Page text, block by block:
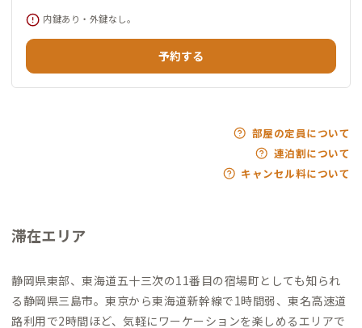
内鍵あり・外鍵なし。
予約する
部屋の定員について
連泊割について
キャンセル料について
滞在エリア
静岡県東部、東海道五十三次の11番目の宿場町としても知られ
る静岡県三島市。東京から東海道新幹線で1時間弱、東名高速道
路利用で2時間ほど、気軽にワーケーションを楽しめるエリアで